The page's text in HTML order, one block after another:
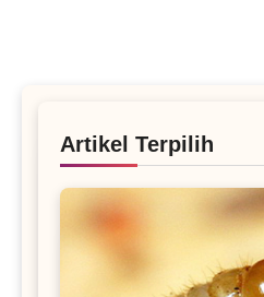
Artikel Terpilih